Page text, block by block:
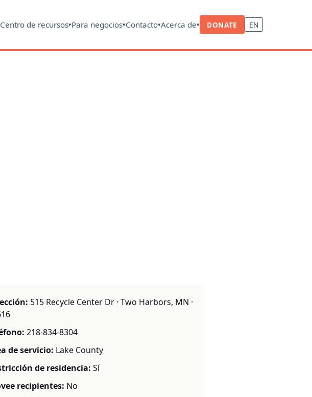
Centro de recursos▾Para negocios▾Contacto▾Acerca de▾ DONATE EN
515 Recycle Center Dr · Two Harbors, MN ·
218-834-8304
de servicio: Lake County
de residencia: Sí
recipientes: No